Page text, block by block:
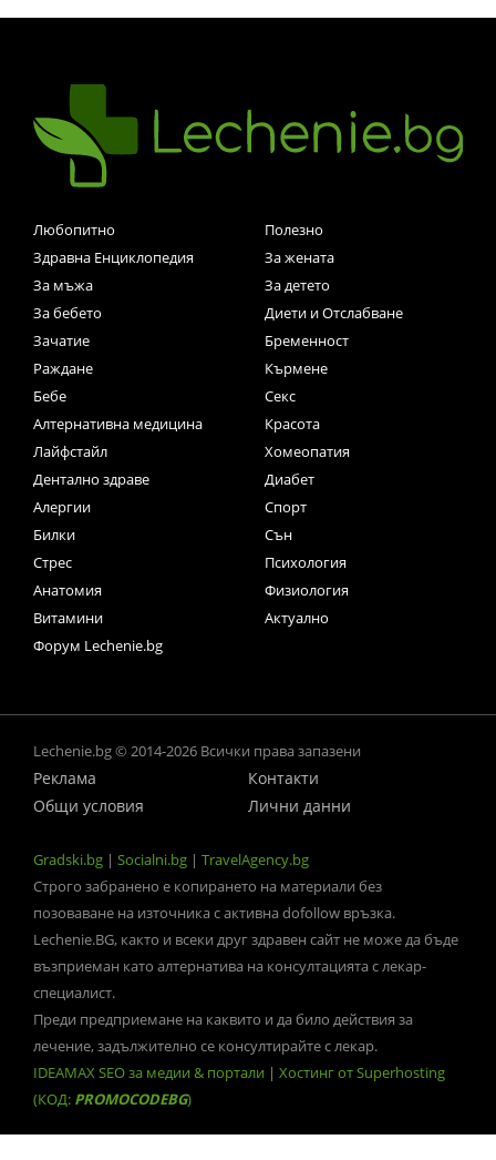
Любопитно
Полезно
Здравна Енциклопедия
За жената
За мъжа
За детето
За бебето
Диети и Отслабване
Зачатие
Бременност
Раждане
Кърмене
Бебе
Секс
Алтернативна медицина
Красота
Лайфстайл
Хомеопатия
Дентално здраве
Диабет
Алергии
Спорт
Билки
Сън
Стрес
Психология
Анатомия
Физиология
Витамини
Актуално
Форум Lechenie.bg
Lechenie.bg © 2014-2026 Всички права запазени
Реклама
Контакти
Общи условия
Лични данни
Gradski.bg | Socialni.bg | TravelAgency.bg
Строго забранено е копирането на материали без
позоваване на източника с активна dofollow връзка.
Lechenie.BG, както и всеки друг здравен сайт не може да бъде
възприеман като алтернатива на консултацията с лекар-
специалист.
Преди предприемане на каквито и да било действия за
лечение, задължително се консултирайте с лекар.
IDEAMAX SEO за медии & портали | Хостинг от Superhosting
(КОД: PROMOCODEBG)